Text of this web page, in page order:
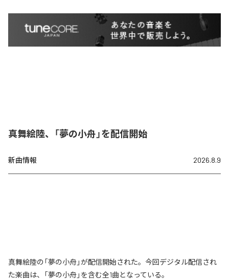
真舞絵陸、「夢の小舟」を配信開始
新曲情報 2026.8.9
真舞絵陸の「夢の小舟」が配信開始された。今回デジタル配信され
た楽曲は、「夢の小舟」を含む全1曲となっている。